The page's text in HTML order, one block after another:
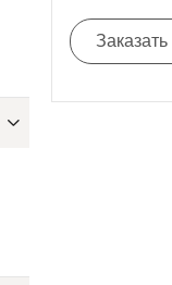
Заказать